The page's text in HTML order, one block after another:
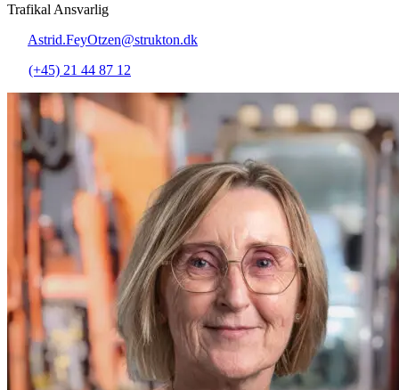
Trafikal Ansvarlig
Astrid.FeyOtzen@strukton.dk
(+45) 21 44 87 12